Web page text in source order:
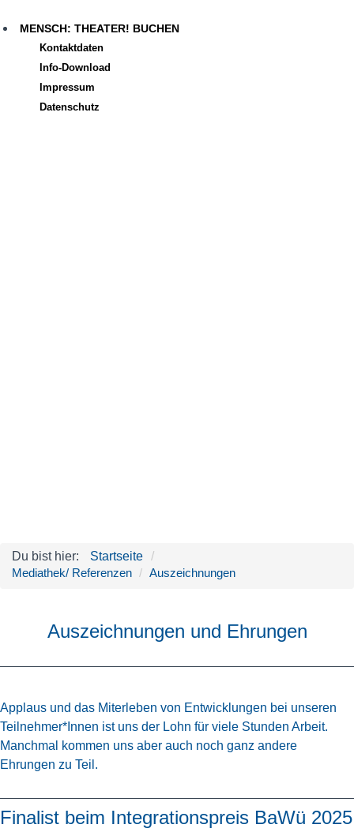
MENSCH: THEATER! BUCHEN
Kontaktdaten
Info-Download
Impressum
Datenschutz
Du bist hier:
Startseite
Mediathek/ Referenzen
Auszeichnungen
Auszeichnungen und Ehrungen
Applaus und das Miterleben von Entwicklungen bei unseren
Teilnehmer*Innen ist uns der Lohn für viele Stunden Arbeit.
Manchmal kommen uns aber auch noch ganz andere
Ehrungen zu Teil.
Finalist beim Integrationspreis BaWü 2025